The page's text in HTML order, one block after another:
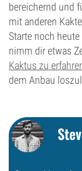
bereichernd und
mit anderen
Starte noch
nimm dir etwas
Kaktus zu
dem Anbau